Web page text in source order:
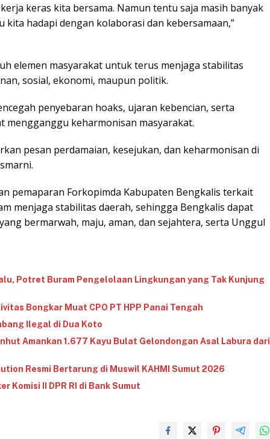
keras kita bersama. Namun tentu saja masih banyak
kita hadapi dengan kolaborasi dan kebersamaan,”
elemen masyarakat untuk terus menjaga stabilitas
sosial, ekonomi, maupun politik.
penyebaran hoaks, ujaran kebencian, serta
mengganggu keharmonisan masyarakat.
pesan perdamaian, kesejukan, dan keharmonisan di
pemaparan Forkopimda Kabupaten Bengkalis terkait
menjaga stabilitas daerah, sehingga Bengkalis dapat
bermarwah, maju, aman, dan sejahtera, serta Unggul
Potret Buram Pengelolaan Lingkungan yang Tak Kunjung
Bongkar Muat CPO PT HPP Panai Tengah‎
Ilegal di Dua Koto‎
Amankan 1.677 Kayu Bulat Gelondongan Asal Labura dari
Resmi Bertarung di Muswil KAHMI Sumut 2026
Komisi II DPR RI di Bank Sumut‎